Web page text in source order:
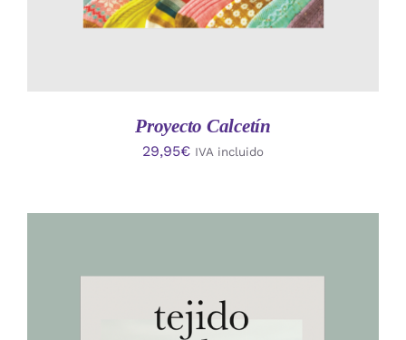
Proyecto Calcetín
29,95€ IVA incluido